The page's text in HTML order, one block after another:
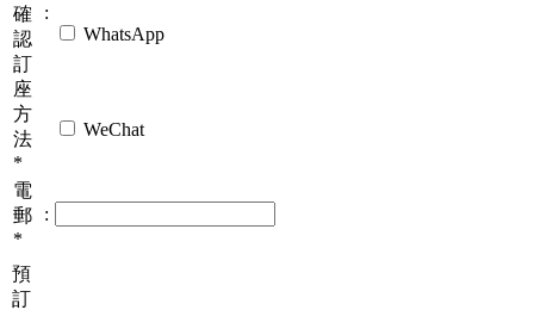
確
認
訂
座
方
法
*
:
WhatsApp
WeChat
電
郵
*
:
預
訂